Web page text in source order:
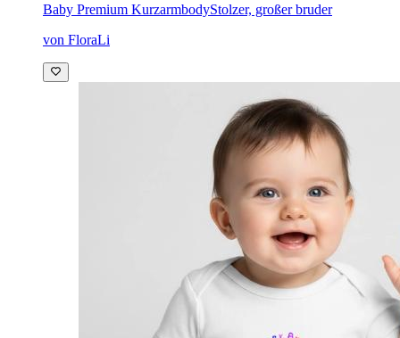
Baby Premium KurzarmbodyStolzer, großer bruder
von FloraLi